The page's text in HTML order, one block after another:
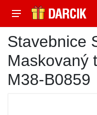
Stavebnice
Maskovaný
M38-B0859